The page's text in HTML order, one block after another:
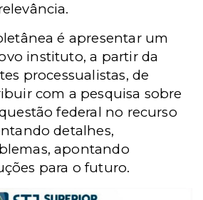
é apresentar um
instituto, a partir da
processualistas, de
com a pesquisa sobre
federal no recurso
detalhes,
apontando
para o futuro.